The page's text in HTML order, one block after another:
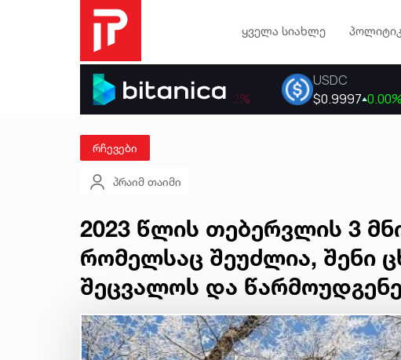
ყველა სიახლე
რჩევები
პრაიმ თაიმი
2023 წლის თებერვლის 3
რომელსაც შეუძლია, შენი
შეცვალოს და